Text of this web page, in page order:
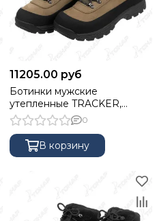
11205.00 руб
Ботинки мужские
утепленные TRACKER,
мембрана Kingtex, insulation
400г, олива, 45 NISUS
0
В корзину